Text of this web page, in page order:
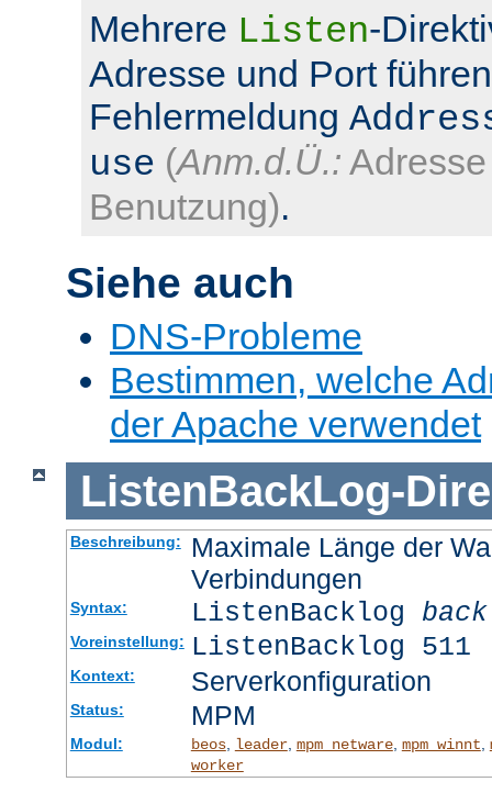
Mehrere Listen-
Adresse und Port
Fehlermeldung
use (Anm.d.Ü.:
Benutzung).
Siehe auch
DNS-Probleme
Bestimmen, welche
der Apache verwendet
ListenBackLog-
Beschreibung:
Maximale Länge der
Verbindungen
Syntax: ListenBacklog
Voreinstellung: ListenBacklog 511
Kontext: Serverkonfiguration
Status: MPM
Modul: beos, leader, mpm_netware, mpm_winnt,
worker